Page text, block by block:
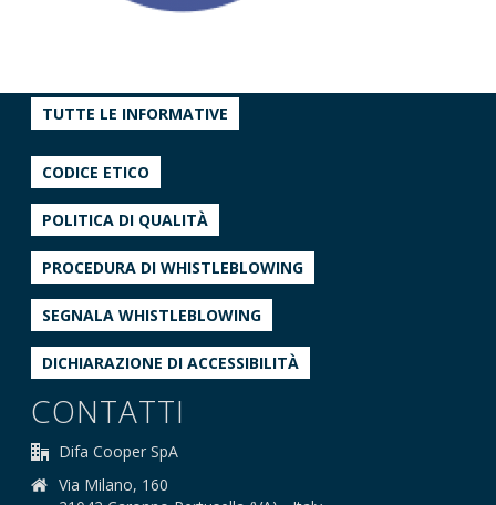
TUTTE LE INFORMATIVE
CODICE ETICO
POLITICA DI QUALITÀ
PROCEDURA DI WHISTLEBLOWING
SEGNALA WHISTLEBLOWING
DICHIARAZIONE DI ACCESSIBILITÀ
CONTATTI
Difa Cooper SpA
Via Milano, 160